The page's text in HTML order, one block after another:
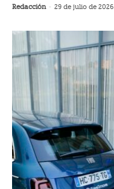
Redacción - 29 de julio de 2026